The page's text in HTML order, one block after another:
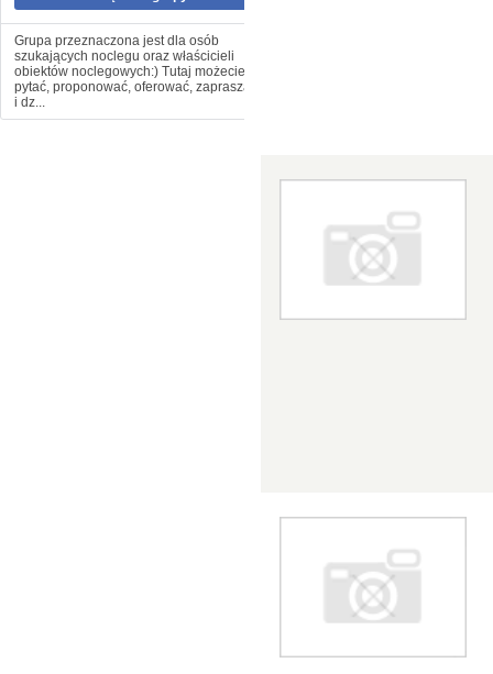
Grupa przeznaczona jest dla osób
szukających noclegu oraz właścicieli
obiektów noclegowych:) Tutaj możecie
pytać, proponować, oferować, zapraszać
i dz...